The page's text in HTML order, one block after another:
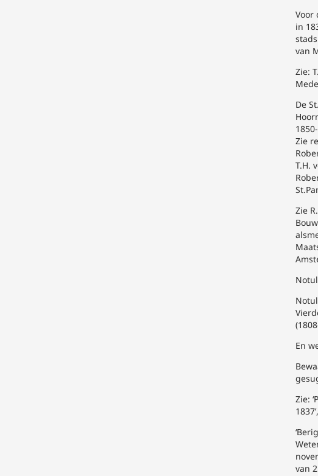
Voor
in
van
Zie:
De
Zie
T.H.
Zie
En
Zie:
van